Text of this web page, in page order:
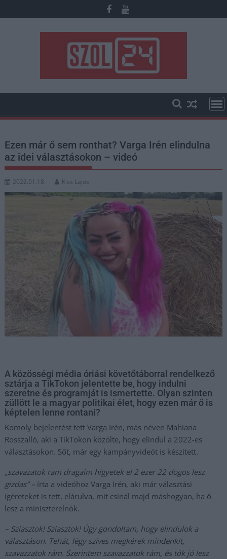
to
Ezen már ő sem ronthat? Varga Irén elindulna
az idei választásokon – videó
2022.01.18. Kiss Lajos
A közösségi média óriási követőtáborral rendelkező
sztárja a TikTokon jelentette be, hogy indulni
szeretne és programját is ismertette. Olyan szinten
züllött le a magyar politikai élet, hogy ezen már ő is
képtelen lenne rontani?
Komoly bejelentést tett Varga Irén, más néven Mahiana
Rosszalló, aki a TikTokon közölte, hogy elindul a 2022-es
választásokon. Sőt, már egy kampányvideót is készített.
„szavazatok ram dragaim higyetek el 2 ezer 22 dogos lesz
gizdas” – írta a videóhoz Varga Irén, aki már választási
ígéreteket is tett, elárulva, mit csinál majd máshogyan, ha ő
lesz a miniszterelnök.
– Sziasztok! Sziasztok! Úgy gondoltam, hogy elindulok a
választáson. Tehát, légy szíves megkérek mindenkit,
szavazzatok rám. Szerintem szavazzatok rám, és tök jó lesz